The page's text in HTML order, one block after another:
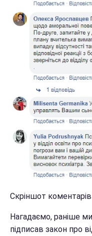
Скріншот
Нагадаємо, раніше
підписав закон про